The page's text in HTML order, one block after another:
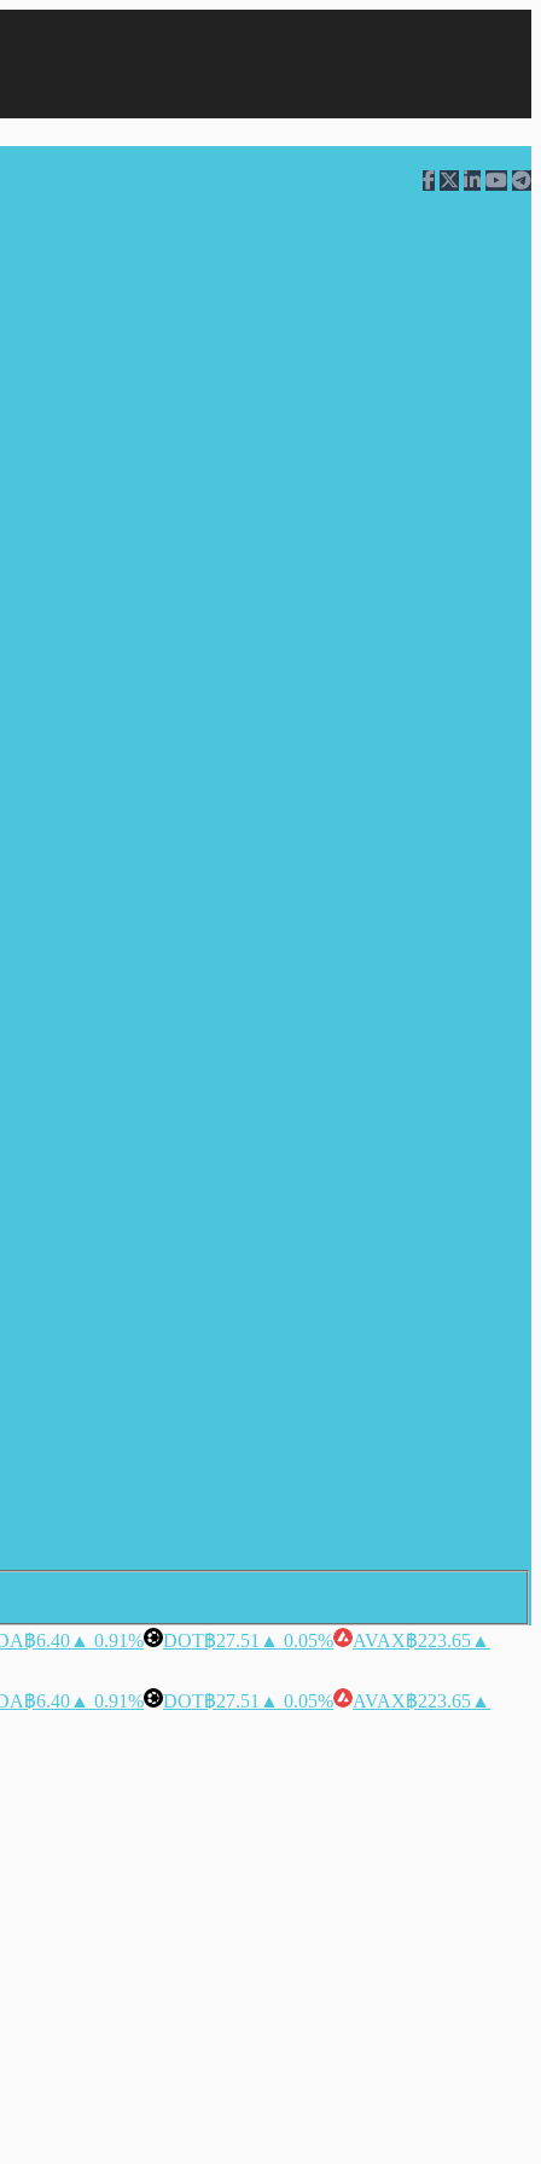
฿6.40 ▲ 0.91% DOT฿27.51 ▲ 0.05% AVAX฿223.65 ▲
฿6.40 ▲ 0.91% DOT฿27.51 ▲ 0.05% AVAX฿223.65 ▲